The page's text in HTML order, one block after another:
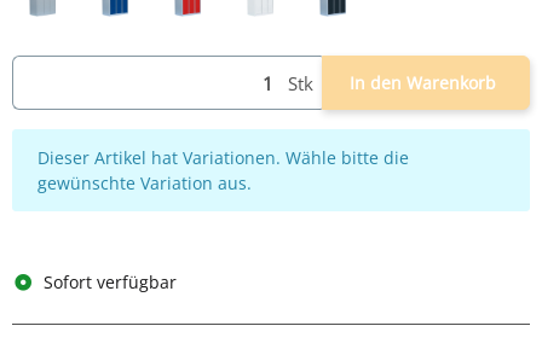
Stk In den Warenkorb
x
Dieser Artikel hat Variationen. Wähle bitte die
gewünschte Variation aus.
Sofort verfügbar